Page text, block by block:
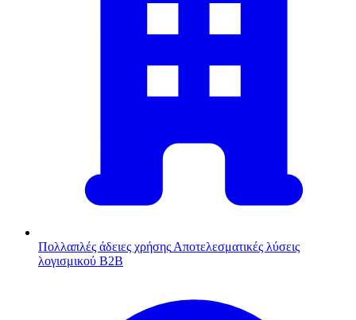
Πολλαπλές άδειες χρήσης Αποτελεσματικές λύσεις
λογισμικού B2B